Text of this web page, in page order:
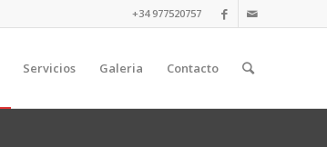
+34 977520757
Servicios Galeria Contacto